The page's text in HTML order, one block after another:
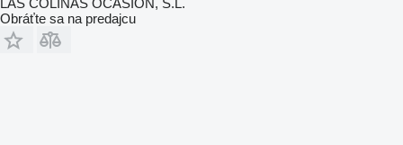
LAS COLINAS OCASION, S.L.
Obráťte sa na predajcu